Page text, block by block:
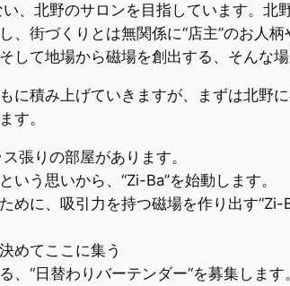
い、北野のサロンを目指しています。
、街づくりとは無関係に“店主”のお人
して地場から磁場を創出する、そんな
に積み上げていきますが、まずは北野
す。
張りの部屋があります。
いう思いから、“Zi-Ba”を始動します。
めに、吸引力を持つ磁場を作り出す“Zi-
めてここに集う
“日替わりバーテンダー“を募集します。